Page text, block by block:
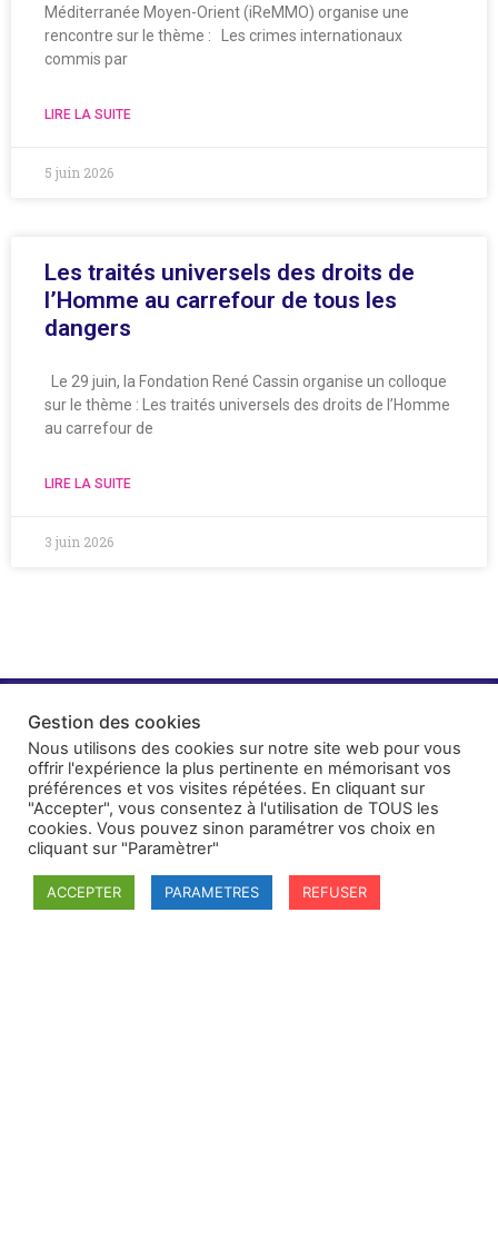
Méditerranée Moyen-Orient (iReMMO) organise une
rencontre sur le thème : Les crimes internationaux
commis par
LIRE LA SUITE
5 juin 2026
Les traités universels des droits de
l’Homme au carrefour de tous les
dangers
Le 29 juin, la Fondation René Cassin organise un colloque
sur le thème : Les traités universels des droits de l’Homme
au carrefour de
LIRE LA SUITE
3 juin 2026
Gestion des cookies
Nous utilisons des cookies sur notre site web pour vous
offrir l'expérience la plus pertinente en mémorisant vos
préférences et vos visites répétées. En cliquant sur
"Accepter", vous consentez à l'utilisation de TOUS les
cookies. Vous pouvez sinon paramétrer vos choix en
cliquant sur "Paramètrer"
ACCEPTER PARAMETRES REFUSER